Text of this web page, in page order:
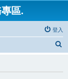
區.
登入